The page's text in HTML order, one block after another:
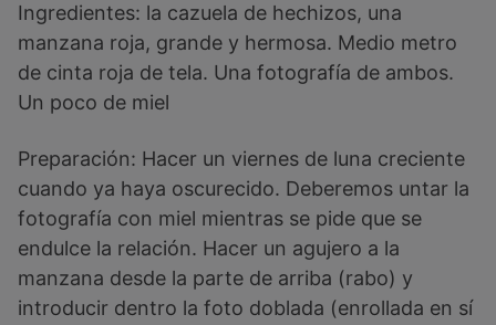
Ingredientes: la cazuela de hechizos, una
manzana roja, grande y hermosa. Medio metro
de cinta roja de tela. Una fotografía de ambos.
Un poco de miel
Preparación: Hacer un viernes de luna creciente
cuando ya haya oscurecido. Deberemos untar la
fotografía con miel mientras se pide que se
endulce la relación. Hacer un agujero a la
manzana desde la parte de arriba (rabo) y
introducir dentro la foto doblada (enrollada en sí